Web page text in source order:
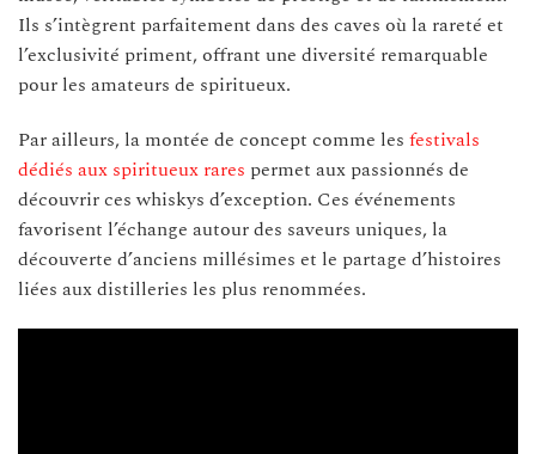
Ils s’intègrent parfaitement dans des caves où la rareté et
l’exclusivité priment, offrant une diversité remarquable
pour les amateurs de spiritueux.
Par ailleurs, la montée de concept comme les festivals
dédiés aux spiritueux rares permet aux passionnés de
découvrir ces whiskys d’exception. Ces événements
favorisent l’échange autour des saveurs uniques, la
découverte d’anciens millésimes et le partage d’histoires
liées aux distilleries les plus renommées.